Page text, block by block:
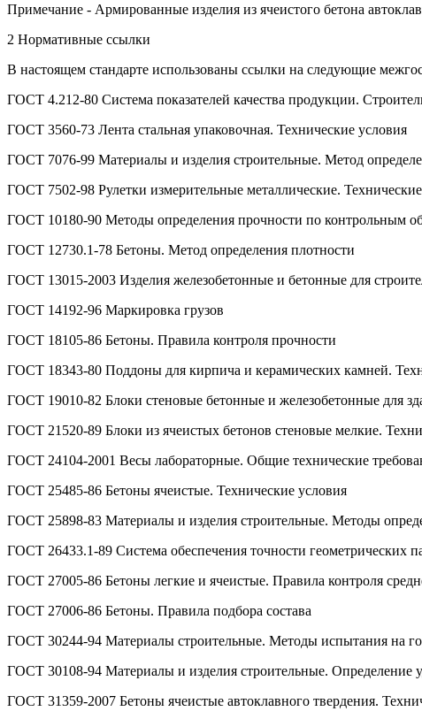
Примечание - Армированные изделия из ячеистого бетона
2 Нормативные ссылки
В настоящем стандарте использованы ссылки на следующие
ГОСТ 4.212-80 Система показателей качества продукции.
ГОСТ 3560-73 Лента стальная упаковочная. Технические условия
ГОСТ 7076-99 Материалы и изделия строительные. Метод
ГОСТ 7502-98 Рулетки измерительные металлические.
ГОСТ 10180-90 Методы определения прочности по контрольным
ГОСТ 12730.1-78 Бетоны. Метод определения плотности
ГОСТ 13015-2003 Изделия железобетонные и бетонные для
ГОСТ 14192-96 Маркировка грузов
ГОСТ 18105-86 Бетоны. Правила контроля прочности
ГОСТ 18343-80 Поддоны для кирпича и керамических камней.
ГОСТ 19010-82 Блоки стеновые бетонные и железобетонные для
ГОСТ 21520-89 Блоки из ячеистых бетонов стеновые мелкие.
ГОСТ 24104-2001 Весы лабораторные. Общие технические
ГОСТ 25485-86 Бетоны ячеистые. Технические условия
ГОСТ 25898-83 Материалы и изделия строительные. Методы
ГОСТ 26433.1-89 Система обеспечения точности геометрических
ГОСТ 27005-86 Бетоны легкие и ячеистые. Правила контроля
ГОСТ 27006-86 Бетоны. Правила подбора состава
ГОСТ 30244-94 Материалы строительные. Методы испытания на
ГОСТ 30108-94 Материалы и изделия строительные. Определение
ГОСТ 31359-2007 Бетоны ячеистые автоклавного твердения.